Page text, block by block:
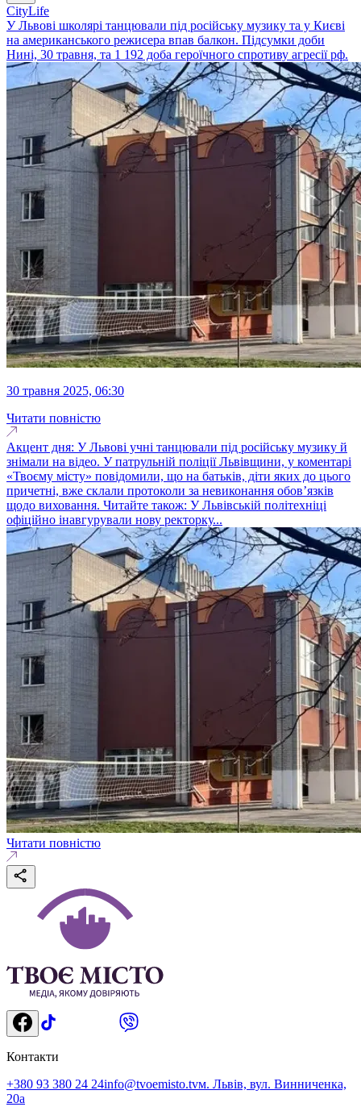
CityLife
У Львові школярі танцювали під російську музику та у Києві
на американського режисера впав балкон. Підсумки доби
Нині, 30 травня, та 1 192 доба героїчного спротиву агресії рф.
30 травня 2025, 06:30
Читати повністю
Акцент дня: У Львові учні танцювали під російську музику й
знімали на відео. У патрульній поліції Львівщини, у коментарі
«Твоєму місту» повідомили, що на батьків, діти яких до цього
причетні, вже склали протоколи за невиконання обов’язків
щодо виховання. Читайте також: У Львівській політехніці
офіційно інавгурували нову ректорку...
Читати повністю
Контакти
+380 93 380 24 24info@tvoemisto.tvм. Львів, вул. Винниченка,
20а